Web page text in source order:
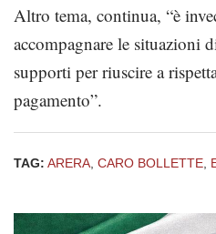
Altro tema, continua, “è
accompagnare le situazioni
supporti per riuscire a
pagamento”.
TAG: ARERA, CARO BOLLETTE,